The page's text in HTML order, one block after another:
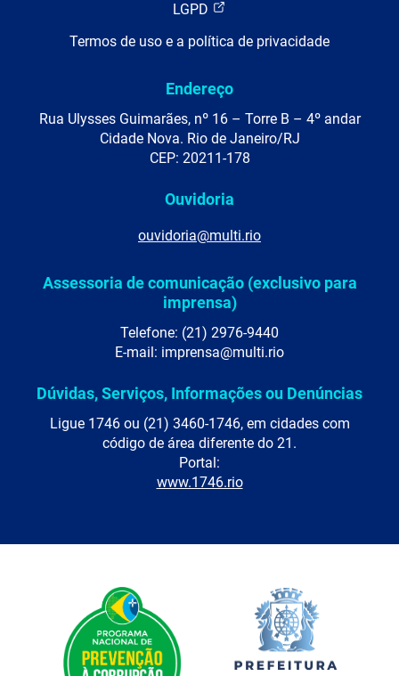
LGPD
Termos de uso e a política de privacidade
Endereço
Rua Ulysses Guimarães, nº 16 – Torre B – 4º andar
Cidade Nova. Rio de Janeiro/RJ
CEP: 20211-178
Ouvidoria
ouvidoria@multi.rio
Assessoria de comunicação (exclusivo para
imprensa)
Telefone: (21) 2976-9440
E-mail: imprensa@multi.rio
Dúvidas, Serviços, Informações ou Denúncias
Ligue 1746 ou (21) 3460-1746, em cidades com
código de área diferente do 21.
Portal:
www.1746.rio